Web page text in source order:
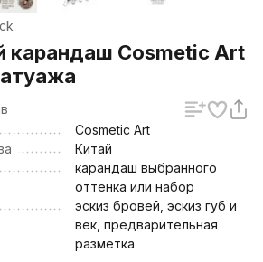
карандаш Cosmetic Art
Cosmetic Art
Китай
карандаш выбранного
оттенка или набор
эскиз бровей, эскиз губ и
век, предварительная
разметка